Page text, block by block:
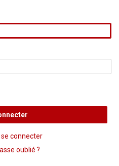
connecter
oublié ?